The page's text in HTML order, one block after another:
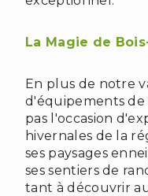
La Magie de
En plus de notre
d'équipements de
pas l'occasion
hivernales de la
ses paysages
ses sentiers de
tant à découvrir
❅